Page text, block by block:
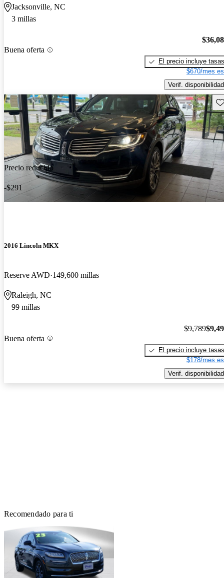
Jacksonville, NC
3 millas
Buena oferta
El precio incluye tasas
$670/mes
Verif. disponibilidad
Precio reducido
-$291
2016 Lincoln MKX
Reserve AWD 149,600 millas
Raleigh, NC
99 millas
Buena oferta
$9,789
El precio incluye tasas
$178/mes
Verif. disponibilidad
Recomendado para ti